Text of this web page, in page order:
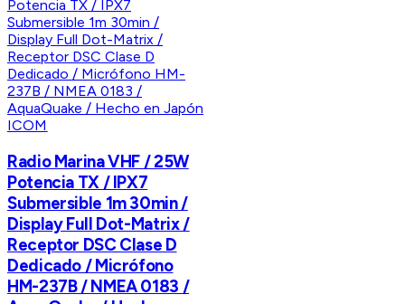
ICOM
Radio Marina VHF / 25W
Potencia TX / IPX7
Submersible 1m 30min /
Display Full Dot-Matrix /
Receptor DSC Clase D
Dedicado / Micrófono
HM-237B / NMEA 0183 /